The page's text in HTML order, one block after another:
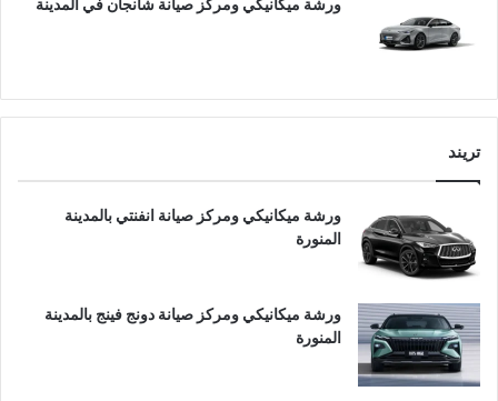
تريند
ورشة ميكانيكي ومركز صيانة انفنتي بالمدينة
المنورة
ورشة ميكانيكي ومركز صيانة دونج فينج بالمدينة
المنورة